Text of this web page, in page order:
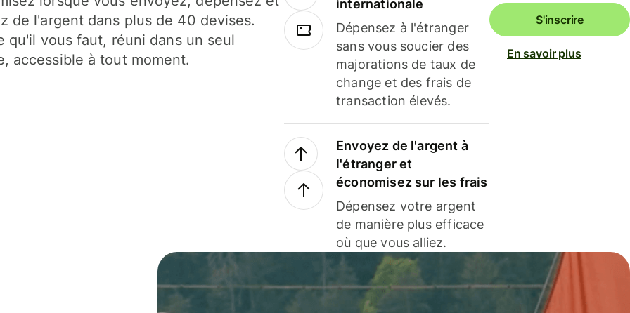
de l'argent dans plus de 40 devises.
qu'il vous faut, réuni dans un seul
accessible à tout moment.
internationale
Dépensez à l'étranger
sans vous soucier des
majorations de taux de
change et des frais de
transaction élevés.
Envoyez de l'argent à
l'étranger et
économisez sur les frais
Dépensez votre argent
de manière plus efficace
où que vous alliez.
S'inscrire
En savoir plus